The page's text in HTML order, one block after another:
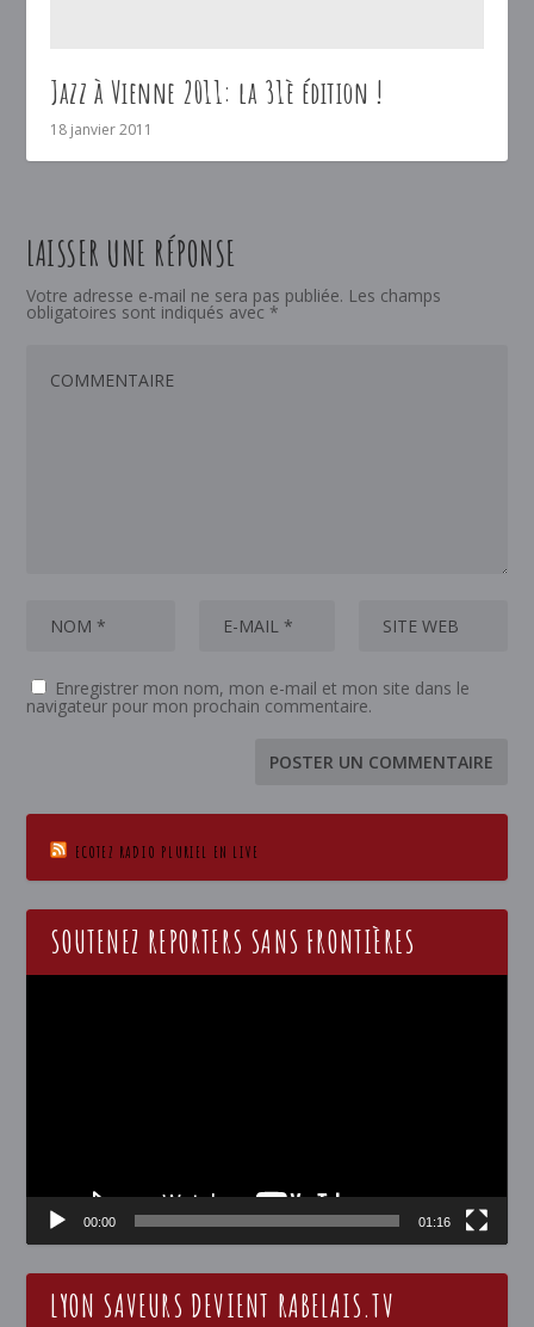
Jazz à Vienne 2011: la 31è édition !
18 janvier 2011
LAISSER UNE RÉPONSE
Votre adresse e-mail ne sera pas publiée. Les champs
obligatoires sont indiqués avec *
Enregistrer mon nom, mon e-mail et mon site dans le
navigateur pour mon prochain commentaire.
ECOTEZ RADIO PLURIEL EN LIVE
SOUTENEZ REPORTERS SANS FRONTIÈRES
00:00 01:16
LYON SAVEURS DEVIENT RABELAIS.TV